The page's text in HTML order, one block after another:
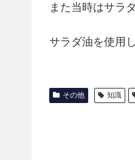
また当時はサラ
サラダ油を使用
その他 知識